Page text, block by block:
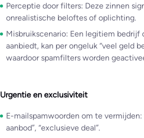
Perceptie door filters: Deze zinnen
onrealistische beloftes of oplichting.
Misbruikscenario: Een legitiem
aanbiedt, kan per ongeluk “veel geld
waardoor spamfilters worden
Urgentie en exclusiviteit
E-mailspamwoorden om te vermijden:
aanbod”, “exclusieve deal”.